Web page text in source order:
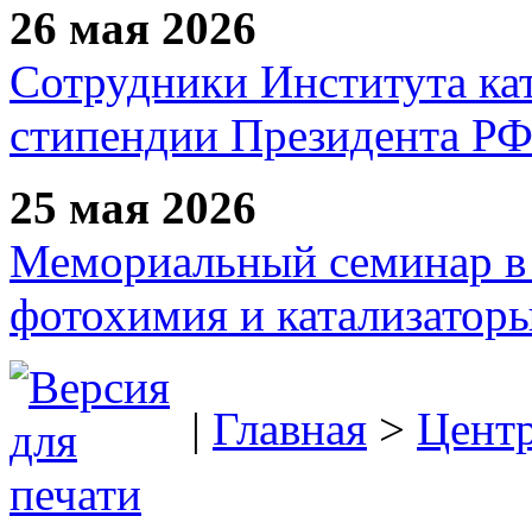
26 мая 2026
Сотрудники Института
стипендии Президента РФ
25 мая 2026
Мемориальный семинар в
фотохимия и
| Главная >